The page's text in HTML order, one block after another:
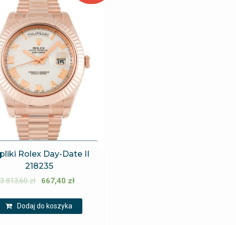
Rolex Day-Date II
218235
3 813,60zł 667,40 zł
Dodaj do koszyka